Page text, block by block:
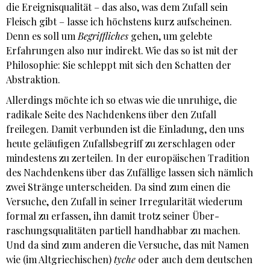
die Ereignisqualität – das also, was dem Zufall sein
Fleisch gibt – lasse ich höchstens kurz aufscheinen.
Denn es soll umBegriffliches gehen, um gelebte
Erfahrungen also nur indirekt. Wie das so ist mit der
Philosophie: Sie schleppt mit sich den Schatten der
Abstraktion.
Allerdings möchte ich so etwas wie die unruhige, die
radikale Seite des Nachdenkens über den Zufall
freilegen. Damit verbunden ist die Einladung, den uns
heute geläufigen Zufallsbegriff zu zerschlagen oder
mindestens zu zerteilen. In der europäischen Tradition
des Nachdenkens über das Zufällige lassen sich nämlich
zwei Stränge unterscheiden. Da sind zum einen die
Versuche, den Zufall in seiner Irregularität wiederum
formal zu erfassen, ihn damit trotz seiner Über­
raschungsqualitäten partiell handhabbar zu machen.
Und da sind zum anderen die Versuche, das mit Namen
wie (im Altgriechischen)tyche oder auch dem deutschen